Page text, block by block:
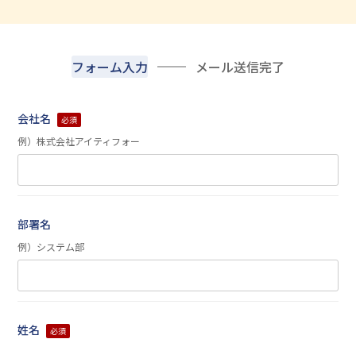
フォーム入力 メール送信完了
会社名 必須
例）株式会社アイティフォー
部署名
例）システム部
姓名 必須